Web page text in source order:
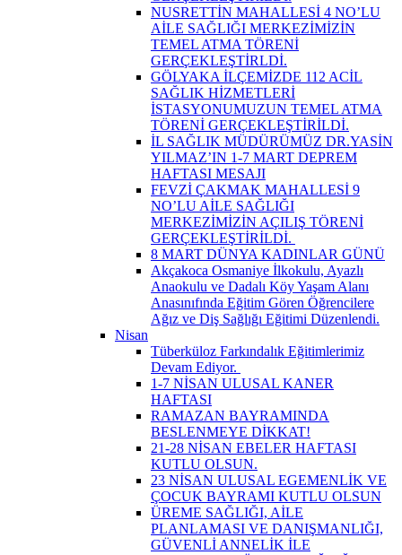
NUSRETTİN MAHALLESİ 4 NO’LU
AİLE SAĞLIĞI MERKEZİMİZİN
TEMEL ATMA TÖRENİ
GERÇEKLEŞTİRLDİ.
GÖLYAKA İLÇEMİZDE 112 ACİL
SAĞLIK HİZMETLERİ
İSTASYONUMUZUN TEMEL ATMA
TÖRENİ GERÇEKLEŞTİRİLDİ.
İL SAĞLIK MÜDÜRÜMÜZ DR.YASİN
YILMAZ’IN 1-7 MART DEPREM
HAFTASI MESAJI
FEVZİ ÇAKMAK MAHALLESİ 9
NO’LU AİLE SAĞLIĞI
MERKEZİMİZİN AÇILIŞ TÖRENİ
GERÇEKLEŞTİRİLDİ. ​
8 MART DÜNYA KADINLAR GÜNÜ
Akçakoca Osmaniye İlkokulu, Ayazlı
Anaokulu ve Dadalı Köy Yaşam Alanı
Anasınıfında Eğitim Gören Öğrencilere
Ağız ve Diş Sağlığı Eğitimi Düzenlendi.
Nisan
Tüberküloz Farkındalık Eğitimlerimiz
Devam Ediyor. ​
1-7 NİSAN ULUSAL KANER
HAFTASI
RAMAZAN BAYRAMINDA
BESLENMEYE DİKKAT!
21-28 NİSAN EBELER HAFTASI
KUTLU OLSUN.
23 NİSAN ULUSAL EGEMENLİK VE
ÇOCUK BAYRAMI KUTLU OLSUN
ÜREME SAĞLIĞI, AİLE
PLANLAMASI VE DANIŞMANLIĞI,
GÜVENLİ ANNELİK İLE